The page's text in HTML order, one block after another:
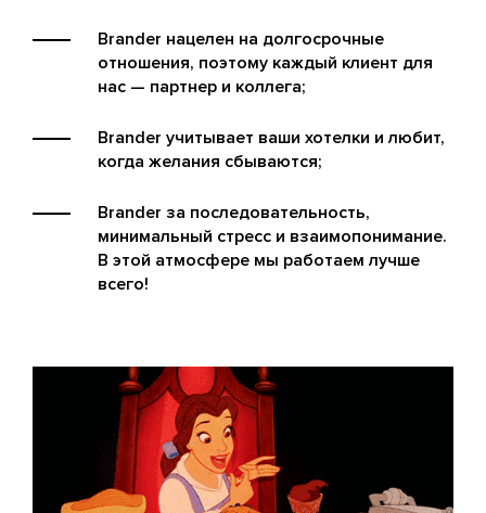
Brander нацелен на долгосрочные
отношения, поэтому каждый клиент для
нас — партнер и коллега;
Brander учитывает ваши хотелки и любит,
когда желания сбываются;
Brander за последовательность,
минимальный стресс и взаимопонимание.
В этой атмосфере мы работаем лучше
всего!